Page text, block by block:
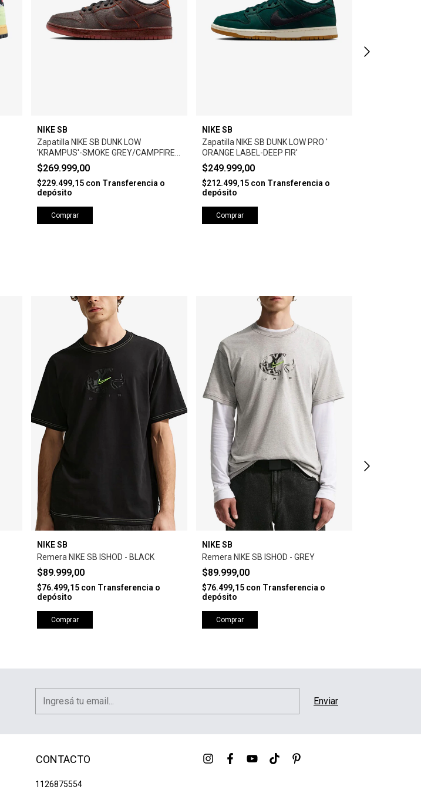
NIKE SB
Zapatilla NIKE SB DUNK LOW
'KRAMPUS'-SMOKE GREY/CAMPFIRE
ORANGE
$269.999,00
$229.499,15 con Transferencia o
depósito
Comprar
NIKE SB
Zapatilla NIKE SB DUNK LOW PRO '
ORANGE LABEL-DEEP FIR'
$249.999,00
$212.499,15 con Transferencia o
depósito
Comprar
NIKE SB
Remera NIKE SB ISHOD - BLACK
$89.999,00
$76.499,15 con Transferencia o
depósito
Comprar
NIKE SB
Remera NIKE SB ISHOD - GREY
$89.999,00
$76.499,15 con Transferencia o
depósito
Comprar
CONTACTO
1126875554